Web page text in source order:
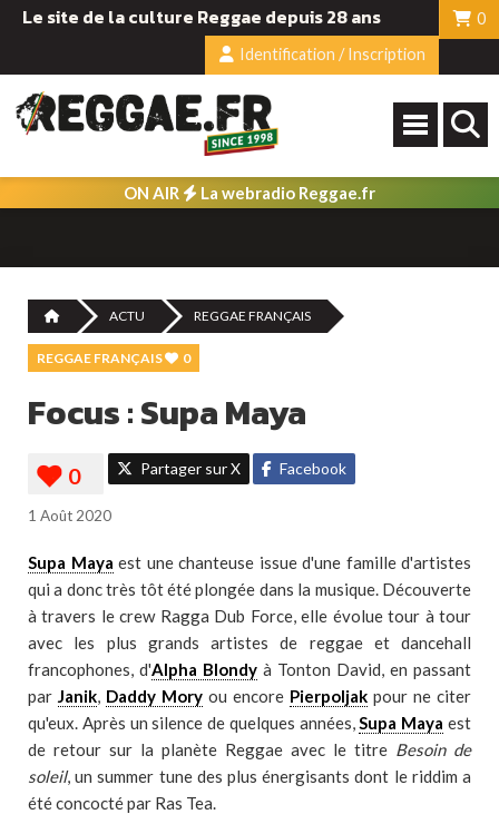
Le site de la culture Reggae depuis 28 ans
0
Identification / Inscription
ON AIR La webradio Reggae.fr
ACTU REGGAE FRANÇAIS
REGGAE FRANÇAIS 0
Focus : Supa Maya
Partager sur X Facebook
1 Août 2020
Supa Maya est une chanteuse issue d'une famille d'artistes
qui a donc très tôt été plongée dans la musique. Découverte
à travers le crew Ragga Dub Force, elle évolue tour à tour
avec les plus grands artistes de reggae et dancehall
francophones, d'Alpha Blondy à Tonton David, en passant
par Janik, Daddy Mory ou encore Pierpoljak pour ne citer
qu'eux. Après un silence de quelques années,Supa Maya est
de retour sur la planète Reggae avec le titre Besoin de
soleil, un summer tune des plus énergisants dont le riddim a
été concocté par Ras Tea.